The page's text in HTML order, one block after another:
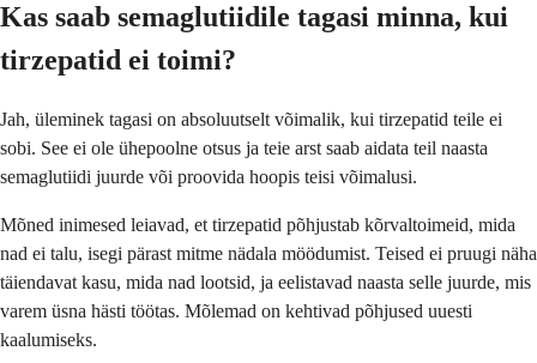
Kas saab semaglutiidile tagasi minna, kui
tirzepatid ei toimi?
Jah, üleminek tagasi on absoluutselt võimalik, kui tirzepatid teile ei
sobi. See ei ole ühepoolne otsus ja teie arst saab aidata teil naasta
semaglutiidi juurde või proovida hoopis teisi võimalusi.
Mõned inimesed leiavad, et tirzepatid põhjustab kõrvaltoimeid, mida
nad ei talu, isegi pärast mitme nädala möödumist. Teised ei pruugi näha
täiendavat kasu, mida nad lootsid, ja eelistavad naasta selle juurde, mis
varem üsna hästi töötas. Mõlemad on kehtivad põhjused uuesti
kaalumiseks.